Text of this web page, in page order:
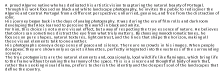
A proud Algarve native who has dedicated his artistic vision to capturing the natural beauty of Portugal.
Through his work focused on black and white landscape photography, he invites the public to rediscover the
Algarve and Central Portugal from a different perspective: unhurried, genuine, and free from the distraction of
color.
His journey began back in the days of analog photography. It was during the era of film rolls and darkroom
developing that Alex learned to perceive the world in black and white.
For him, this choice is not a mere visual effect, but a way of respecting the true essence of nature. He believes
that colors can sometimes distract the eye from what truly matters. By choosing monochromatic tones, he
focuses on pure shapes, natural textures, light contrast, and the lines that shape the horizon, making all
these visual elements talk to one another.
His photographs convey a deep sense of peace and silence. There are no crowds in his images. When people
do appear, they are shown only as quiet silhouettes, perfectly integrated into the vastness of the surrounding
scenery.
The true protagonists are the natural elements and, occasionally, local wildlife like flamingos, which bring life
to the frame without breaking the harmony of the space. This is a sincere and thoughtful body of work that,
rather than seeking visual drama, prefers to cherish the identity and the deepest soul of the landscapes that
define the country.